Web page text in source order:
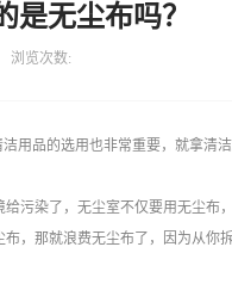
是无尘布吗？
浏览次数:
用品的选用也非常重要，就拿清洁
污染了，无尘室不仅要用无尘布
，那就浪费无尘布了，因为从你